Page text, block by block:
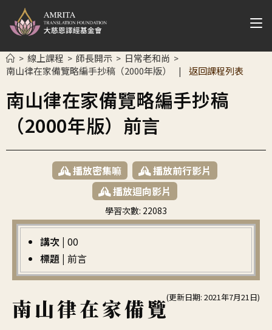
> 線上課程 > 師長開示 > 日常老和尚 >
南山律在家備覽略編手抄稿（2000年版） | 返回課程列表
南山律在家備覽略編手抄稿
（2000年版）前言
播放密集嘛
播放前行影片
播放迴向影片
學習次數: 22083
繁中
講次 | 00
標題 | 前言
(更新日期: 2021年7月21日)
南山律在家備覽